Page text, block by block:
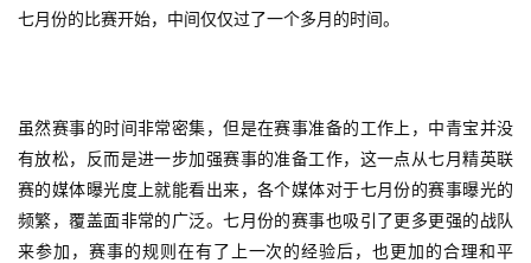
七月份的比赛开始，中间仅仅过了一个多月的时间。
虽然赛事的时间非常密集，但是在赛事准备的工作上，中青宝并没
有放松，反而是进一步加强赛事的准备工作，这一点从七月精英联
赛的媒体曝光度上就能看出来，各个媒体对于七月份的赛事曝光的
频繁，覆盖面非常的广泛。七月份的赛事也吸引了更多更强的战队
来参加，赛事的规则在有了上一次的经验后，也更加的合理和平